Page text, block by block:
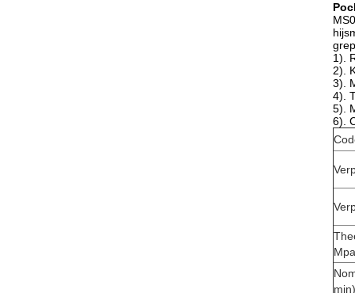
1).
2).
3).
4).
5).
6).
min)